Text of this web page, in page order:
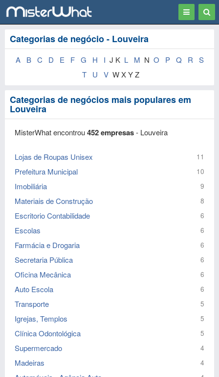
Toggle
Categorias de negócio - Louveira
A B C D E F G H I J K L M N O P Q R
S
T
U V W X Y Z
Categorias de negócios mais populares em
Louveira
MisterWhat encontrou452 empresas- Louveira
Lojas de Roupas Unisex 11
Prefeitura Municipal 10
Imobiliária 9
Materiais de Construção 8
Escritorio Contabilidade 6
Escolas 6
Farmácia e Drogaria 6
Secretaria Pública 6
Oficina Mecânica 6
Auto Escola 6
Transporte 5
Igrejas, Templos 5
Clínica Odontológica 5
Supermercado 4
Madeiras 4